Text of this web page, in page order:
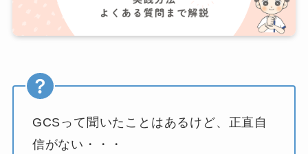
GCSって聞いたことはあるけど、正直自
信がない・・・